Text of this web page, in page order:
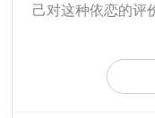
己对这种依恋的评